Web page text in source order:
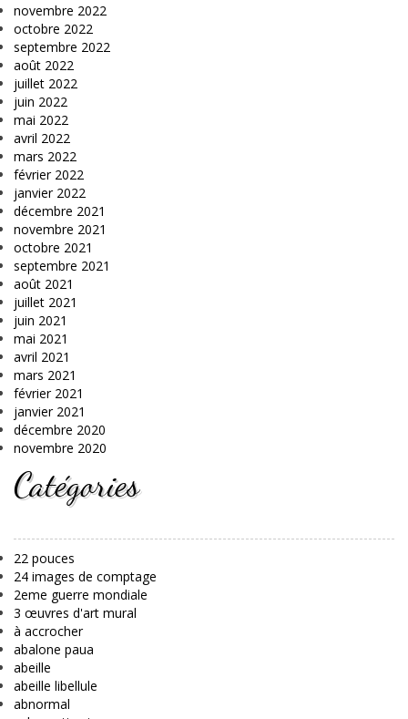
novembre 2022
octobre 2022
septembre 2022
août 2022
juillet 2022
juin 2022
mai 2022
avril 2022
mars 2022
février 2022
janvier 2022
décembre 2021
novembre 2021
octobre 2021
septembre 2021
août 2021
juillet 2021
juin 2021
mai 2021
avril 2021
mars 2021
février 2021
janvier 2021
décembre 2020
novembre 2020
Catégories
22 pouces
24 images de comptage
2eme guerre mondiale
3 œuvres d'art mural
à accrocher
abalone paua
abeille
abeille libellule
abnormal